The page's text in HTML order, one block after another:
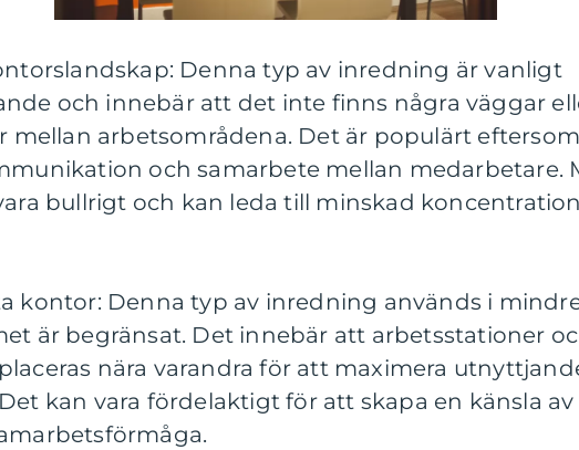
Denna typ av inredning är vanligt
och innebär att det inte finns några väggar
mellan arbetsområdena. Det är populärt
och samarbete mellan medarbetare.
bullrigt och kan leda till minskad
kontor: Denna typ av inredning används i
är begränsat. Det innebär att arbetsstationer
nära varandra för att maximera
kan vara fördelaktigt för att skapa en känsla